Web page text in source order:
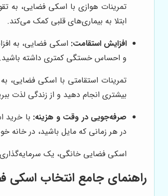
تمرینات هوازی با اسکی فضایی، به
ابتلا به بیماری‌های قلبی کمک می‌کند.
افزایش استقامت: اسکی فضایی، به
و احساس خستگی کمتری داشته باشید.
تمرینات استقامتی با اسکی فضایی،
بیشتری انجام دهید و از زندگی لذت
صرفه‌جویی در وقت و هزینه: با خرید
در هر زمانی که مایل باشید، در خانه
اسکی فضایی خانگی، یک سرمایه‌گذاری
راهنمای جامع انتخاب اسکی